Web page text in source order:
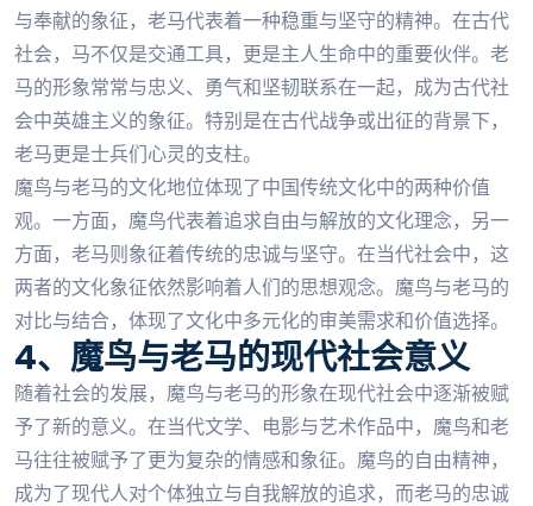
与奉献的象征，老马代表着一种稳重与坚守的精神。在古代
社会，马不仅是交通工具，更是主人生命中的重要伙伴。老
马的形象常常与忠义、勇气和坚韧联系在一起，成为古代社
会中英雄主义的象征。特别是在古代战争或出征的背景下，
老马更是士兵们心灵的支柱。
魔鸟与老马的文化地位体现了中国传统文化中的两种价值
观。一方面，魔鸟代表着追求自由与解放的文化理念，另一
方面，老马则象征着传统的忠诚与坚守。在当代社会中，这
两者的文化象征依然影响着人们的思想观念。魔鸟与老马的
对比与结合，体现了文化中多元化的审美需求和价值选择。
4、魔鸟与老马的现代社会意义
随着社会的发展，魔鸟与老马的形象在现代社会中逐渐被赋
予了新的意义。在当代文学、电影与艺术作品中，魔鸟和老
马往往被赋予了更为复杂的情感和象征。魔鸟的自由精神，
成为了现代人对个体独立与自我解放的追求，而老马的忠诚